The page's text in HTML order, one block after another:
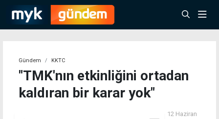
Gündem KKTC
"TMK'nın etkinliğini ortadan
kaldıran bir karar yok"
12 Haziran